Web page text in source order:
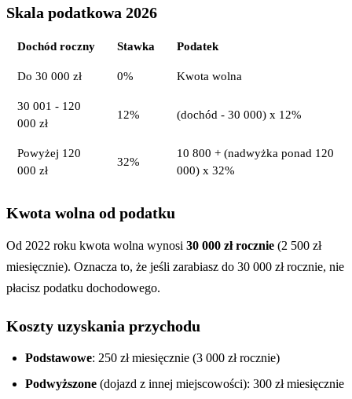
Skala podatkowa 2026
Dochód roczny Stawka Podatek
Do 30 000 zł 0% Kwota wolna
30 001 - 120
000 zł
12% (dochód - 30 000) x 12%
Powyżej 120
000 zł
32%
10 800 + (nadwyżka ponad 120
000) x 32%
Kwota wolna od podatku
Od 2022 roku kwota wolna wynosi 30 000 zł rocznie (2 500 zł
miesięcznie). Oznacza to, że jeśli zarabiasz do 30 000 zł rocznie, nie
płacisz podatku dochodowego.
Koszty uzyskania przychodu
Podstawowe: 250 zł miesięcznie (3 000 zł rocznie)
Podwyższone (dojazd z innej miejscowości): 300 zł miesięcznie